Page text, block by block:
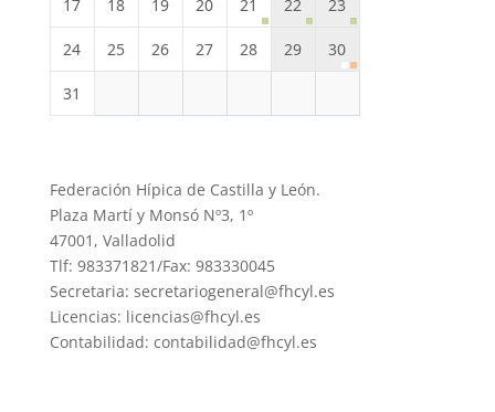
17 18 19 20 21 22 23
24 25 26 27 28 29 30
31
Federación Hípica de Castilla y León.
Plaza Martí y Monsó Nº3, 1º
47001, Valladolid
Tlf: 983371821/Fax: 983330045
Secretaria: secretariogeneral@fhcyl.es
Licencias: licencias@fhcyl.es
Contabilidad: contabilidad@fhcyl.es